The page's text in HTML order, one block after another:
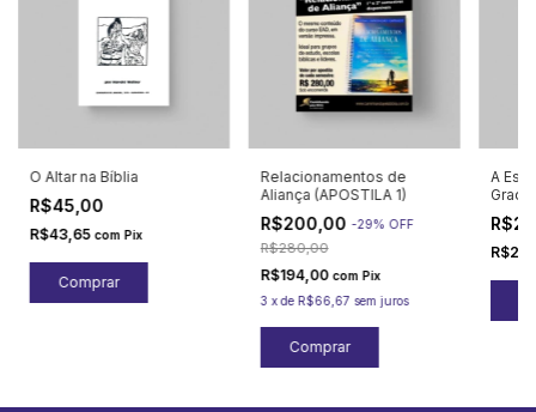
O Altar na Bíblia
R$45,00
R$43,65 com Pix
Relacionamentos de
Aliança (APOSTILA 1)
R$200,00 -29% OFF
R$280,00
R$194,00 com Pix
3 xde R$66,67 sem juros
A
Graça